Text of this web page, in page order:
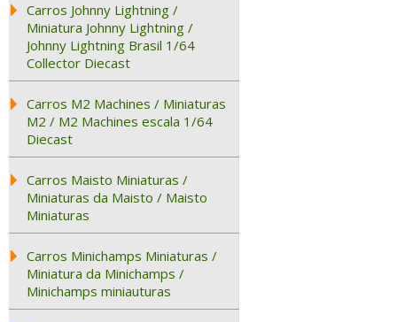
Carros Johnny Lightning /
Miniatura Johnny Lightning /
Johnny Lightning Brasil 1/64
Collector Diecast
Carros M2 Machines / Miniaturas
M2 / M2 Machines escala 1/64
Diecast
Carros Maisto Miniaturas /
Miniaturas da Maisto / Maisto
Miniaturas
Carros Minichamps Miniaturas /
Miniatura da Minichamps /
Minichamps miniauturas